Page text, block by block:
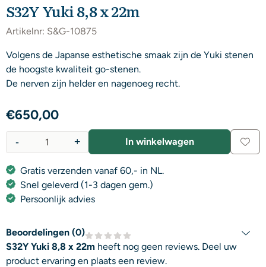
S32Y Yuki 8,8 x 22m
Artikelnr: S&G-10875
Volgens de Japanse esthetische smaak zijn de Yuki stenen
de hoogste kwaliteit go-stenen.
De nerven zijn helder en nagenoeg recht.
€650,00
+
- In winkelwagen
Gratis verzenden vanaf 60,- in NL.
Snel geleverd (1-3 dagen gem.)
Persoonlijk advies
Beoordelingen (0)
S32Y Yuki 8,8 x 22m heeft nog geen reviews. Deel uw
product ervaring en plaats een review.